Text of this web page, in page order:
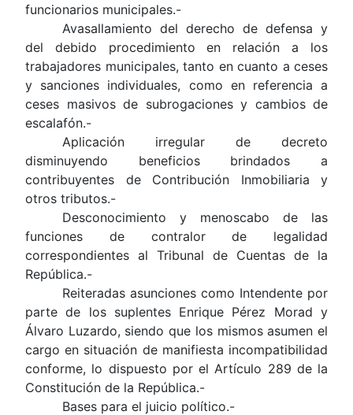
funcionarios municipales.-
Avasallamiento del derecho de defensa y
del debido procedimiento en relación a los
trabajadores municipales, tanto en cuanto a ceses
y sanciones individuales, como en referencia a
ceses masivos de subrogaciones y cambios de
escalafón.-
Aplicación irregular de decreto
disminuyendo beneficios brindados a
contribuyentes de Contribución Inmobiliaria y
otros tributos.-
Desconocimiento y menoscabo de las
funciones de contralor de legalidad
correspondientes al Tribunal de Cuentas de la
República.-
Reiteradas asunciones como Intendente por
parte de los suplentes Enrique Pérez Morad y
Álvaro Luzardo, siendo que los mismos asumen el
cargo en situación de manifiesta incompatibilidad
conforme, lo dispuesto por el Artículo 289 de la
Constitución de la República.-
Bases para el juicio político.-